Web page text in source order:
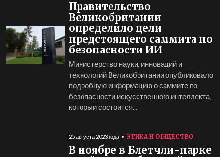
Правительство
Великобритании
определило цели
предстоящего саммита по
безопасности ИИ
Министерство науки, инноваций и
технологий Великобритании опубликовало
подробную информацию о саммите по
безопасности искусственного интеллекта,
который состоится...
25 августа 2023 года ЭТИКА И ОБЩЕСТВО
В ноябре в Блетчли-парке